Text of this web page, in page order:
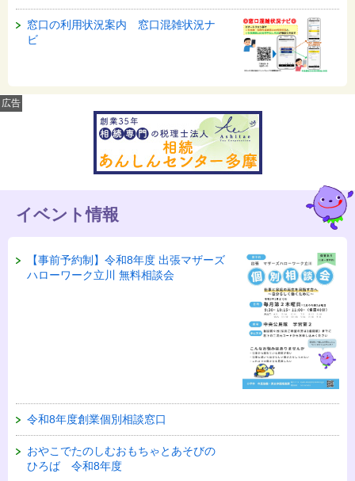
窓口の利用状況案内 窓口混雑状況ナ
ビ
広告
イベント情報
【事前予約制】令和8年度 出張マザーズ
ハローワーク立川 無料相談会
令和8年度創業個別相談窓口
おやこでたのしむおもちゃとあそびの
ひろば 令和8年度